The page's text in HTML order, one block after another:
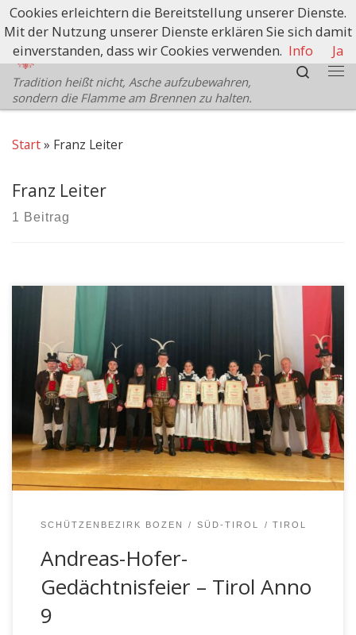
Zum Inhalt springen
Schützenbezirk Bozen
Tradition heißt nicht, Asche aufzubewahren,
sondern die Flamme am Brennen zu halten.
Search
Start» Franz Leiter
Franz Leiter
1 Beitrag
Am Sonntag, den 26.02.23 gedachte die
Schützenkompanie Peter Mayr Ritten wieder in
gewohnter Form vor dem Kriegerdenkmal in Lengmoos
der Tiroler Helden Anno 9, der Gefallenen beider
Weltkriege und all jener Personen, welche für die
Freiheit und Unabhängigkeit unserer Heimat ihr Leben
eingesetzt haben. Dieser Gedenkfeier vorausgegangen
war der Einzug […]
SCHÜTZENBEZIRK BOZEN SÜD-TIROL TIROL
Andreas-Hofer-
Gedächtnisfeier – Tirol Anno
9
Cookies erleichtern die Bereitstellung unserer Dienste.
Mit der Nutzung unserer Dienste erklären Sie sich damit
einverstanden, dass wir Cookies verwenden. Info Ja